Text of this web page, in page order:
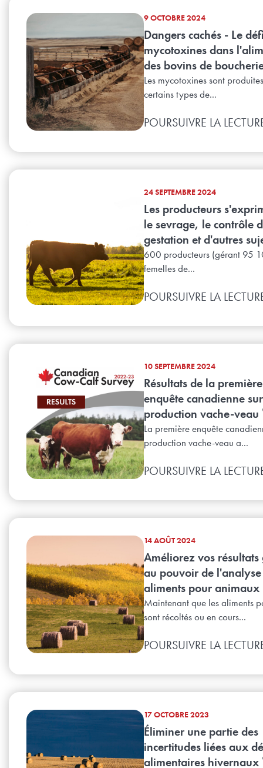
9 OCTOBRE 2024
Dangers cachés - Le
mycotoxines dans
des bovins de
Les mycotoxines sont
certains types de...
POURSUIVRE LA
24 SEPTEMBRE 2024
Les producteurs
le sevrage, le contrôle
gestation et d'autres
600 producteurs (gérant 95
femelles de...
POURSUIVRE LA
10 SEPTEMBRE 2024
Résultats de la première
enquête canadienne
production vache-veau
La première enquête
production vache-veau a...
POURSUIVRE LA
14 AOÛT 2024
Améliorez vos résultats
au pouvoir de l'analyse
aliments pour animaux
Maintenant que les aliments
sont récoltés ou en cours...
POURSUIVRE LA
17 OCTOBRE 2023
Éliminer une partie des
incertitudes liées aux
alimentaires hivernaux